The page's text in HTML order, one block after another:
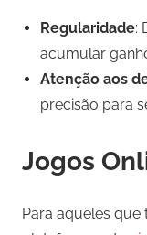
Regularidade:
acumular
Atenção aos
precisão para
Jogos
Para aqueles que